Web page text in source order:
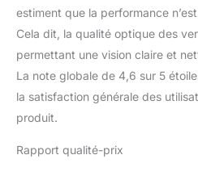
estiment que la performance
Cela dit, la qualité optique des
permettant une vision claire et
La note globale de 4,6 sur 5
la satisfaction générale des
produit.
Rapport qualité-prix